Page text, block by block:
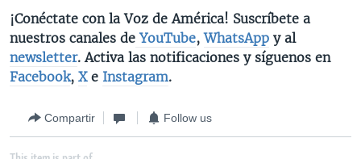
¡Conéctate con la Voz de América! Suscríbete a
nuestros canales de YouTube,WhatsApp y al
newsletter. Activa las notificaciones y síguenos en
Facebook, Xe Instagram.
Compartir Follow us